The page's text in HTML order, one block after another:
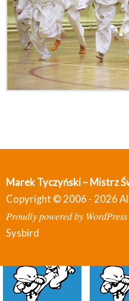
Marek Tyczyński – Mistrz
Copyright © 2006 - 2026
Proudly powered by WordPress
Sysbird